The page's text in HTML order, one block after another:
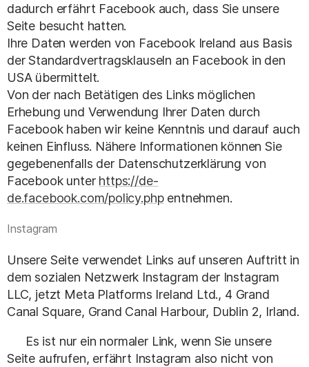
dadurch erfährt Facebook auch, dass Sie unsere
Seite besucht hatten.
Ihre Daten werden von Facebook Ireland aus Basis
der Standardvertragsklauseln an Facebook in den
USA übermittelt.
Von der nach Betätigen des Links möglichen
Erhebung und Verwendung Ihrer Daten durch
Facebook haben wir keine Kenntnis und darauf auch
keinen Einfluss. Nähere Informationen können Sie
gegebenenfalls der Datenschutzerklärung von
Facebook unter https://de-
de.facebook.com/policy.phpentnehmen.
Instagram
Unsere Seite verwendet Links auf unseren Auftritt in
dem sozialen Netzwerk Instagram der Instagram
LLC, jetzt Meta Platforms Ireland Ltd., 4 Grand
Canal Square, Grand Canal Harbour, Dublin 2, Irland.
Es ist nur ein normaler Link, wenn Sie unsere
Seite aufrufen, erfährt Instagram also nicht von